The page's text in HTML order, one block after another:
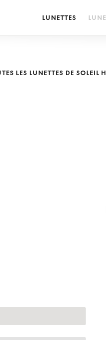
LUNETTES
LES LUNETTES DE SOLEIL